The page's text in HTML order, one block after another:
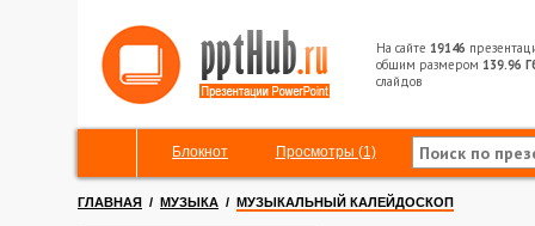
На сайте 19146
общим размером 139.96
слайдов
Блокнот Просмотры (1)
ГЛАВНАЯ / МУЗЫКА / МУЗЫКАЛЬНЫЙ КАЛЕЙДОСКОП